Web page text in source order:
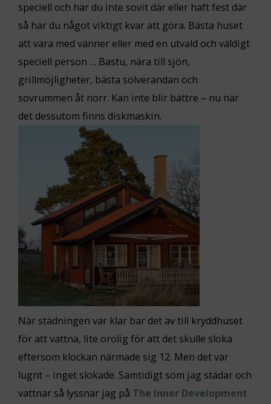
speciell och har du inte sovit där eller haft fest där
så har du något viktigt kvar att göra. Bästa huset
att vara med vänner eller med en utvald och väldigt
speciell person … Bastu, nära till sjön,
grillmöjligheter, bästa solverandan och
sovrummen åt norr. Kan inte blir bättre – nu när
det dessutom finns diskmaskin.
När städningen var klar bar det av till kryddhuset
för att vattna, lite orolig för att det skulle sloka
eftersom klockan närmade sig 12. Men det var
lugnt – inget slokade. Samtidigt som jag städar och
vattnar så lyssnar jag på The Inner Development